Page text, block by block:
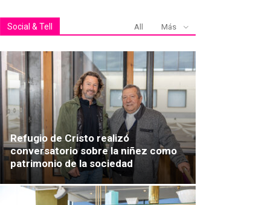
Social & Tell All Más
Refugio de Cristo realizó
conversatorio sobre la niñez como
patrimonio de la sociedad